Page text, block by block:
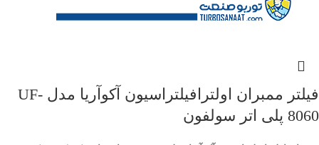
فیلتر ممبران اولترافیلتراسیون آکوآریا مدل UF-
8060 پلی اتر سولفون